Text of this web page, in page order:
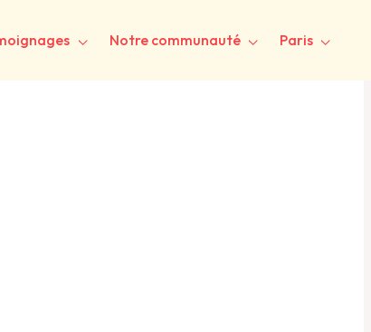
Notre communauté Paris